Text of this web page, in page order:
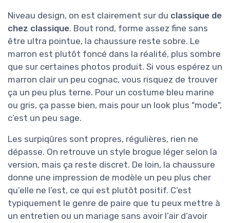
Niveau design, on est clairement sur du classique de
chez classique. Bout rond, forme assez fine sans
être ultra pointue, la chaussure reste sobre. Le
marron est plutôt foncé dans la réalité, plus sombre
que sur certaines photos produit. Si vous espérez un
marron clair un peu cognac, vous risquez de trouver
ça un peu plus terne. Pour un costume bleu marine
ou gris, ça passe bien, mais pour un look plus "mode",
c’est un peu sage.
Les surpiqûres sont propres, régulières, rien ne
dépasse. On retrouve un style brogue léger selon la
version, mais ça reste discret. De loin, la chaussure
donne une impression de modèle un peu plus cher
qu’elle ne l’est, ce qui est plutôt positif. C’est
typiquement le genre de paire que tu peux mettre à
un entretien ou un mariage sans avoir l’air d’avoir